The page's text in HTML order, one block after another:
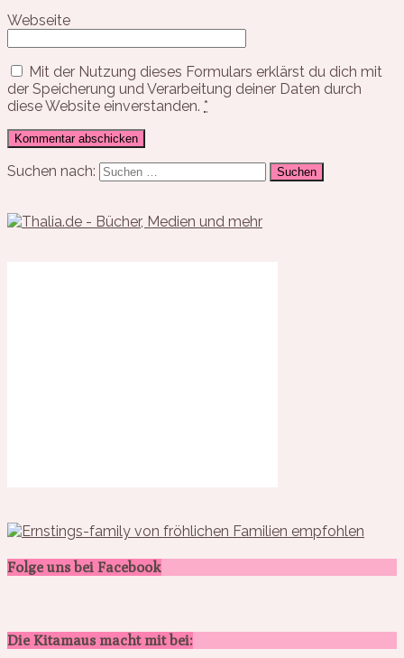
Webseite
Mit der Nutzung dieses Formulars erklärst du dich mit
der Speicherung und Verarbeitung deiner Daten durch
diese Website einverstanden. *
Suchen nach:
Folge uns bei Facebook
Die Kitamaus macht mit bei: